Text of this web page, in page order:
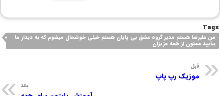
Tags
من علیرضا هستم مدیر گروه عشق بی پایان هستم خیلی خوشحال میشوم که به دیدار ما
بیایید ممنون از همه عزیزان
قبل
موزیک رپ پاپ
بعد